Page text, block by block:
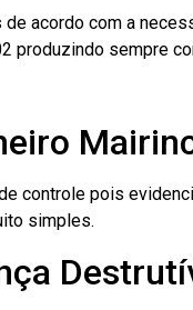
acordo com a
produzindo sempre
controle pois
simples.